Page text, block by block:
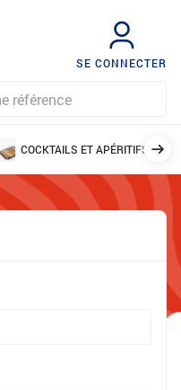
SE CONNECTER
COCKTAILS ET APÉRITIFS